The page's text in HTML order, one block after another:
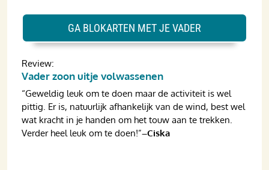
Review:
Vader zoon uitje volwassenen
“Geweldig leuk om te doen maar de activiteit is wel
pittig. Er is, natuurlijk afhankelijk van de wind, best wel
wat kracht in je handen om het touw aan te trekken.
Verder heel leuk om te doen!”–Ciska
GA BLOKARTEN MET JE VADER